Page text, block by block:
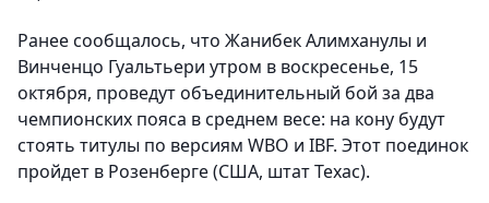
Ранее сообщалось, что Жанибек Алимханулы и
Винченцо Гуальтьери утром в воскресенье, 15
октября, проведут объединительный бой за два
чемпионских пояса в среднем весе: на кону будут
стоять титулы по версиям WBO и IBF. Этот поединок
пройдет в Розенберге (США, штат Техас).